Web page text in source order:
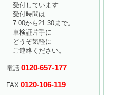
受付しています
受付時間は
7:00から21:30まで。
車検証片手に
どうぞ気軽に
ご連絡ください。
電話 0120-657-177
FAX 0120-106-119